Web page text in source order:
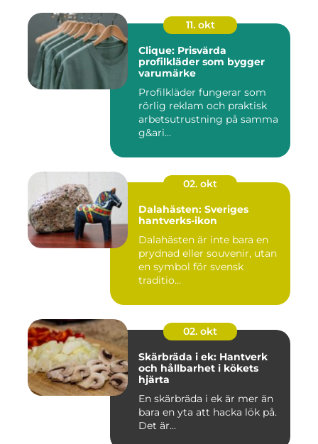
11. okt
Clique: Prisvärda
profilkläder som bygger
varumärke
Profilkläder fungerar som
rörlig reklam och praktisk
arbetsutrustning på samma
g&ari...
02. okt
Dalahästen: Sveriges
hantverks-ikon
Dalahästen är inte bara en
prydnad eller souvenir, utan
en symbol för svensk
traditio...
02. okt
Skärbräda i ek: Hantverk
och hållbarhet i kökets
hjärta
En skärbräda i ek är mer än
bara en yta att hacka lök på.
Det är...